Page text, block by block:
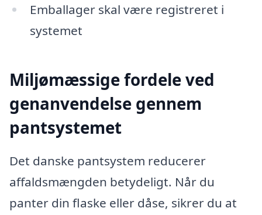
Emballager skal være registreret i
systemet
Miljømæssige fordele ved
genanvendelse gennem
pantsystemet
Det danske pantsystem reducerer
affaldsmængden betydeligt. Når du
panter din flaske eller dåse, sikrer du at